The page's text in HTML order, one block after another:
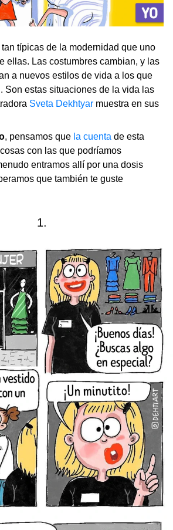
típicas de la modernidad que uno
ellas. Las costumbres cambian, y las
a nuevos estilos de vida a los que
Son estas situaciones de la vida las
Sveta Dekhtyar muestra en sus
, pensamos que la cuenta de esta
con las que podríamos
entramos allí por una dosis
que también te guste
1.